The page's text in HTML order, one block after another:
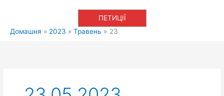
ПЕТИЦІЇ
Домашня
2023 Травень 23